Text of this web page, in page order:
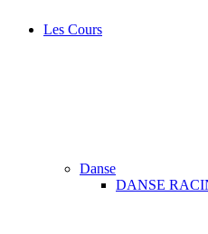
Les Cours
Danse
DANSE